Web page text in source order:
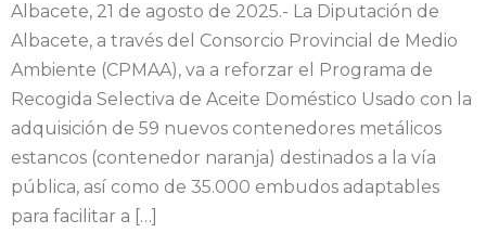
Albacete, 21 de agosto de 2025.- La Diputación de
Albacete, a través del Consorcio Provincial de Medio
Ambiente (CPMAA), va a reforzar el Programa de
Recogida Selectiva de Aceite Doméstico Usado con la
adquisición de 59 nuevos contenedores metálicos
estancos (contenedor naranja) destinados a la vía
pública, así como de 35.000 embudos adaptables
para facilitar a […]